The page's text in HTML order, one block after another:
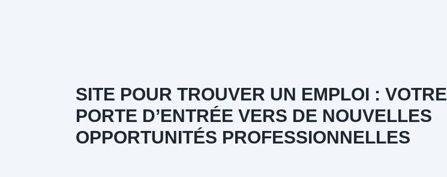
SITE POUR TROUVER UN EMPLOI : VOTRE
PORTE D’ENTRÉE VERS DE NOUVELLES
OPPORTUNITÉS PROFESSIONNELLES